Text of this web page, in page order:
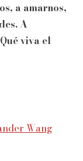
a amarnos,
A
viva el
Wang